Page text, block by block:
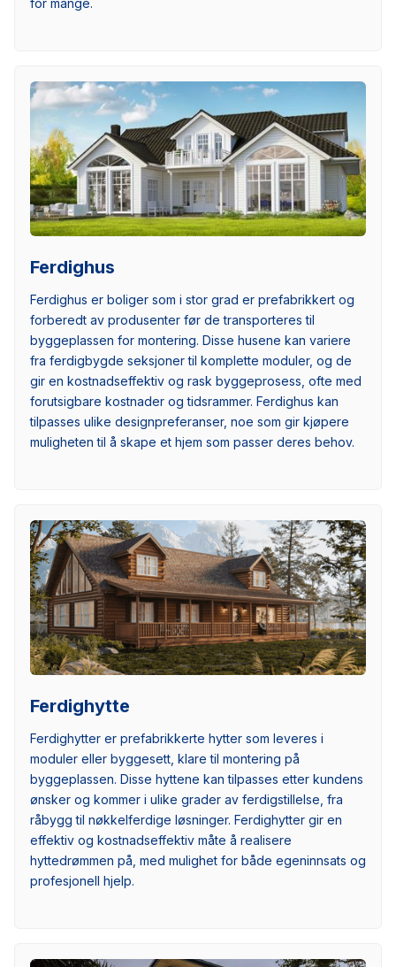
Ferdighus
Ferdighus er boliger som i stor grad er prefabrikkert og
forberedt av produsenter før de transporteres til
byggeplassen for montering. Disse husene kan variere
fra ferdigbygde seksjoner til komplette moduler, og de
gir en kostnadseffektiv og rask byggeprosess, ofte med
forutsigbare kostnader og tidsrammer. Ferdighus kan
tilpasses ulike designpreferanser, noe som gir kjøpere
muligheten til å skape et hjem som passer deres behov.
Ferdighytte
Ferdighytter er prefabrikkerte hytter som leveres i
moduler eller byggesett, klare til montering på
byggeplassen. Disse hyttene kan tilpasses etter kundens
ønsker og kommer i ulike grader av ferdigstillelse, fra
råbygg til nøkkelferdige løsninger. Ferdighytter gir en
effektiv og kostnadseffektiv måte å realisere
hyttedrømmen på, med mulighet for både egeninnsats og
profesjonell hjelp.